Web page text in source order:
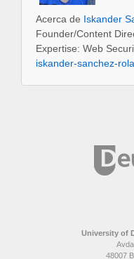
Acerca de Iskander
Founder/Content
Expertise: Web
iskander-sanchez-
University of
48007